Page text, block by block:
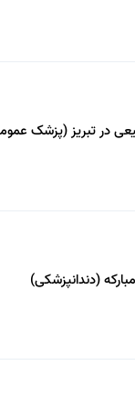
در تبریز (پزشک
(دندانپزشکی)